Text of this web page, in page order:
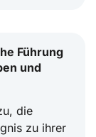
Führung
und
die
zu ihrer